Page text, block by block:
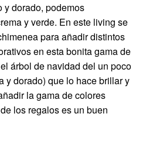
y dorado, podemos
y verde. En este living se
para añadir distintos
en esta bonita gama de
árbol de navidad del un poco
y dorado) que lo hace brillar y
la gama de colores
los regalos es un buen